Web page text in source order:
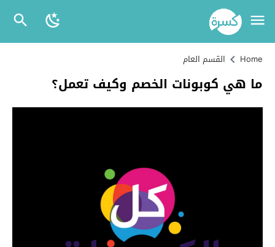
Home القسم العام
ما هي كوبونات الخصم وكيف تعمل؟